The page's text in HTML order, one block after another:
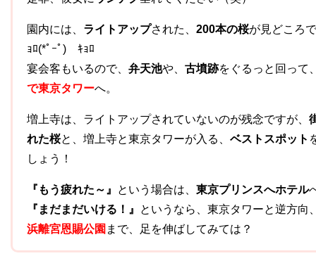
園内には、 ライトアップされた、 200本の桜が見どころ
ｮﾛ(*ﾟｰﾟ)ゝｷｮﾛ
宴会客もいるので、 弁天池や、 古墳跡をぐるっと回って
で東京タワーへ。
増上寺は、ライトアップされていないのが残念ですが、
れた桜と、増上寺と東京タワーが入る、 ベストスポット
しょう！
『もう疲れた～』 という場合は、 東京プリンスへホテル
『まだまだいける！』
というなら、東京タワーと逆方向
浜離宮恩賜公園 まで、足を伸ばしてみては？